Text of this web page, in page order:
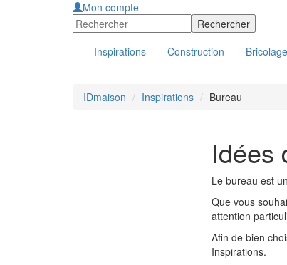
Mon compte
Inspirations Construction Bricolage
IDmaison Inspirations Bureau
Idées
Le bureau est
Que vous
attention
Afin de bien
Inspirations.